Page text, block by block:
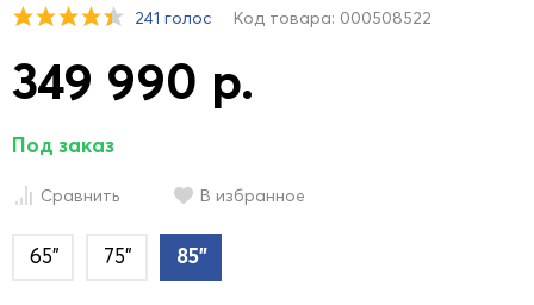
241 голос Код товара: 000508522
349 990 р.
Под заказ
Сравнить В избранное
65" 75" 85"